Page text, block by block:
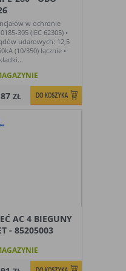
ich użytkowników
ulepszać i rozwijać
Zazwyczaj właściciel
badawcza zbiera
i przetwarza
trendów bez
danych osobowych
użytkowników
na ingerencję w
działania
jednak ich
wspólnego ze
śledzenia
w ochronie
305 (IEC 62305) •
udarowych: 12,5
(10/350) łącznie •
ZŁ
AC 4 BIEGUNY
- 85205003